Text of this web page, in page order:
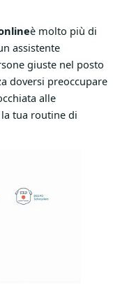
è molto più di
assistente
giuste nel posto
doversi preoccupare
alle
tua routine di